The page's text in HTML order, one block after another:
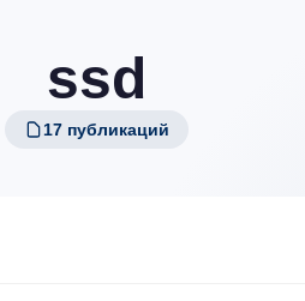
ssd
17 публикаций